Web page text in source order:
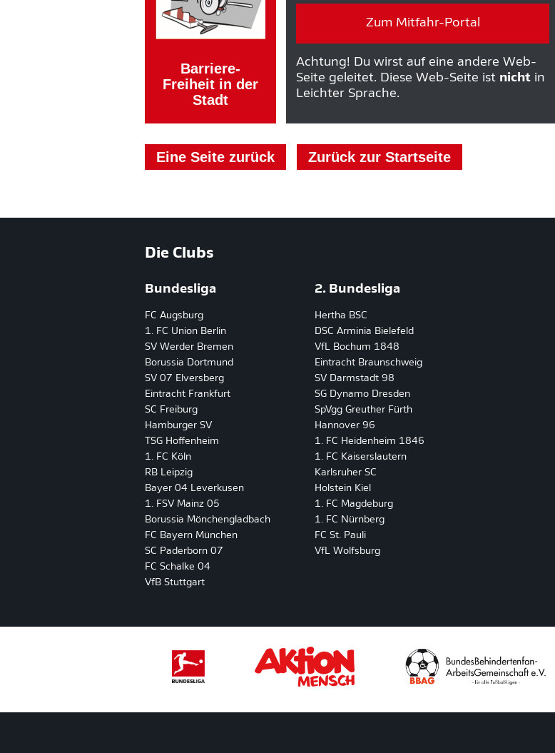
Barriere-
Freiheit in der
Stadt
Zum Mitfahr-Portal
Achtung! Du wirst auf eine andere Web-
Seite geleitet. Diese Web-Seite ist nicht in
Leichter Sprache.
Eine Seite zurück Zurück zur Startseite
Die Clubs
Bundesliga
FC Augsburg
1. FC Union Berlin
SV Werder Bremen
Borussia Dortmund
SV 07 Elversberg
Eintracht Frankfurt
SC Freiburg
Hamburger SV
TSG Hoffenheim
1. FC Köln
RB Leipzig
Bayer 04 Leverkusen
1. FSV Mainz 05
Borussia Mönchengladbach
FC Bayern München
SC Paderborn 07
FC Schalke 04
VfB Stuttgart
2. Bundesliga
Hertha BSC
DSC Arminia Bielefeld
VfL Bochum 1848
Eintracht Braunschweig
SV Darmstadt 98
SG Dynamo Dresden
SpVgg Greuther Fürth
Hannover 96
1. FC Heidenheim 1846
1. FC Kaiserslautern
Karlsruher SC
Holstein Kiel
1. FC Magdeburg
1. FC Nürnberg
FC St. Pauli
VfL Wolfsburg